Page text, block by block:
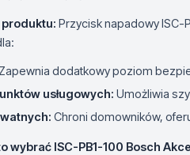
Przycisk napadowy ISC-
Zapewnia dodatkowy poziom
usługowych: Umożliwia
Chroni domowników,
wybrać ISC-PB1-100 Bosch